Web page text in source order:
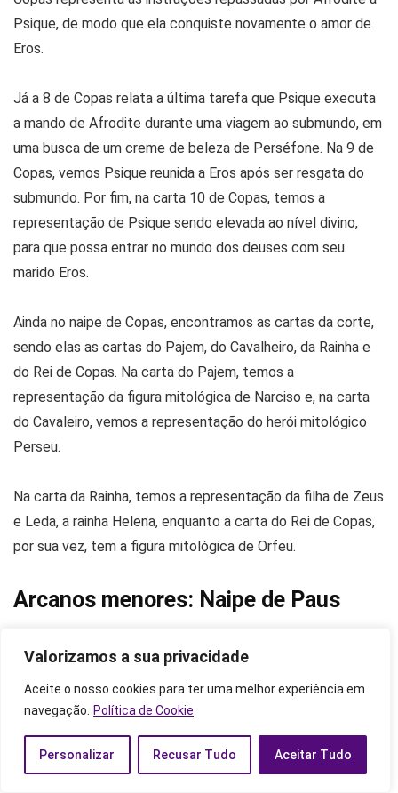
Valorizamos a sua privacidade
Aceite o nosso cookies para ter uma melhor experiência em
navegação.
Política de Cookie
Personalizar Recusar Tudo Aceitar Tudo
Psique, de modo que ela conquiste novamente o amor de
Eros.
Já a 8 de Copas relata a última tarefa que Psique executa
a mando de Afrodite durante uma viagem ao submundo, em
uma busca de um creme de beleza de Perséfone. Na 9 de
Copas, vemos Psique reunida a Eros após ser resgata do
submundo. Por fim, na carta 10 de Copas, temos a
representação de Psique sendo elevada ao nível divino,
para que possa entrar no mundo dos deuses com seu
marido Eros.
Ainda no naipe de Copas, encontramos as cartas da corte,
sendo elas as cartas do Pajem, do Cavalheiro, da Rainha e
do Rei de Copas. Na carta do Pajem, temos a
representação da figura mitológica de Narciso e, na carta
do Cavaleiro, vemos a representação do herói mitológico
Perseu.
Na carta da Rainha, temos a representação da filha de Zeus
e Leda, a rainha Helena, enquanto a carta do Rei de Copas,
por sua vez, tem a figura mitológica de Orfeu.
Arcanos menores: Naipe de Paus
Sendo um dos quatro naipes que formam os arcanos
características advindas do mesmo. No Tarot mitológico, é
representado pela história de Jasão e os Argonautas, um